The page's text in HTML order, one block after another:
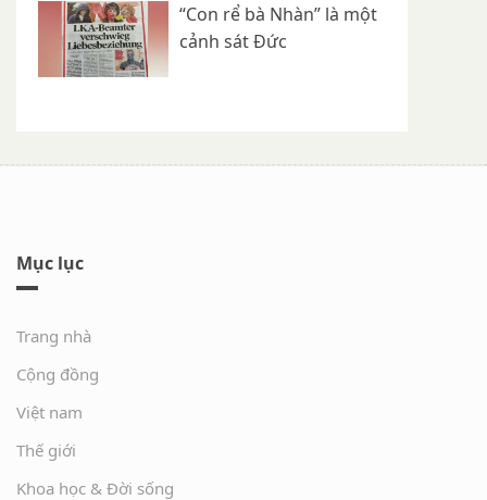
“Con rể bà Nhàn” là một
cảnh sát Đức
Mục lục
Trang nhà
Cộng đồng
Việt nam
Thế giới
Khoa học & Đời sống